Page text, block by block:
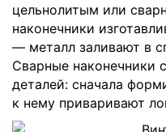
цельнолитым или
наконечники
— металл заливают в
Сварные наконечники
деталей: сначала
к нему приваривают